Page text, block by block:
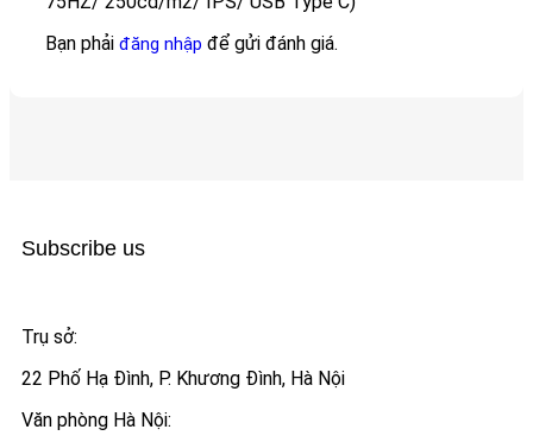
Bạn phải đăng nhập để gửi đánh giá.
Subscribe us
Trụ sở:
22 Phố Hạ Đình, P. Khương Đình, Hà Nội
Văn phòng Hà Nội: